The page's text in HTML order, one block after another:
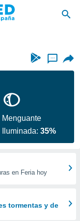
...
Menguante
Iluminada:35%
en Feria hoy
tormentas y de